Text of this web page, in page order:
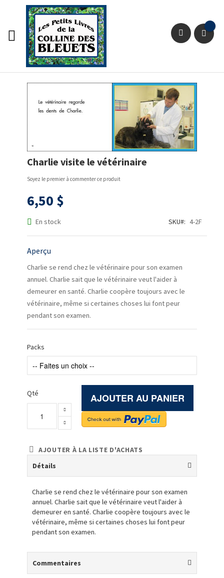
contenu
Charlie visite le vétérinaire
Soyez le premier à commenter ce produit
6,50 $
En stock SKU 4-2F
Aperçu
Charlie se rend chez le vétérinaire pour son examen
annuel. Charlie sait que le vétérinaire veut l'aider à
demeurer en santé. Charlie coopère toujours avec le
vétérinaire, même si certaines choses lui font peur
pendant son examen.
Packs
Qté AJOUTER AU PANIER
AJOUTER À LA LISTE D'ACHATS
galerie
d’images
au
début
la
Galerie
Détails
Charlie se rend chez le vétérinaire pour son examen
annuel. Charlie sait que le vétérinaire veut l'aider à
demeurer en santé. Charlie coopère toujours avec le
vétérinaire, même si certaines choses lui font peur
pendant son examen.
Commentaires